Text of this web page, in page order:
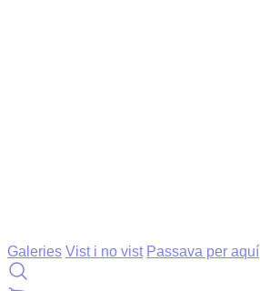
Galeries Vist i no vist Passava per aquí